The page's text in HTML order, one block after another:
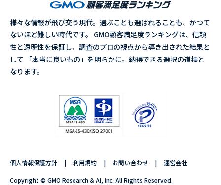
様々な情報が飛び交う現代。選ぶことも選ばれることも、かつて
ないほど難しい時代です。 GMO顧客満足度ランキングは、信頼
性と透明性を保証し、調査のプロの視点から導き出された結果と
して 「本当に良いもの」を明らかに。納得できる選択の道標と
なります。
個人情報保護方針 利用規約 お問い合わせ 運営会社
Copyright © GMO Research & AI, Inc. All Rights Reserved.